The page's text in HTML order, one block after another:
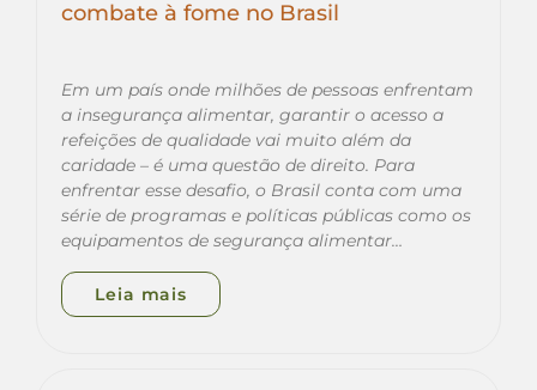
combate à fome no Brasil
Em um país onde milhões de pessoas enfrentam
a insegurança alimentar, garantir o acesso a
refeições de qualidade vai muito além da
caridade – é uma questão de direito. Para
enfrentar esse desafio, o Brasil conta com uma
série de programas e políticas públicas como os
equipamentos de segurança alimentar…
Leia mais